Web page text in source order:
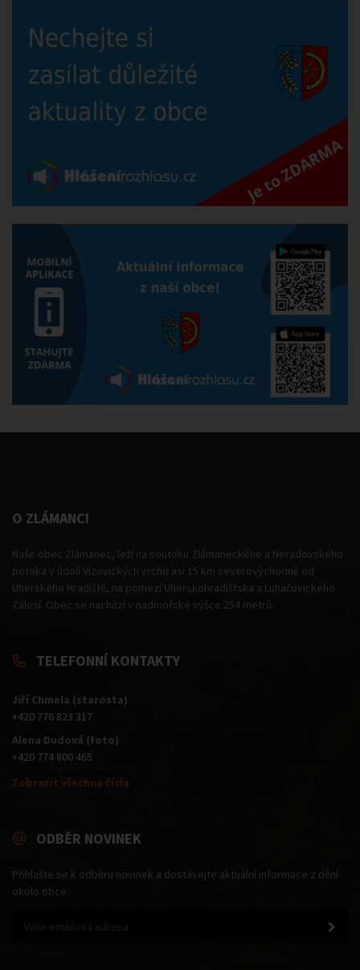
O ZLÁMANCI
Naše obec Zlámanec, leží na soutoku Zlámaneckého a Neradovského
potoka v údolí Vizovických vrchů asi 15 km severovýchodně od
Uherského Hradiště, na pomezí Uherskohradišťska a Luhačovického
Zálesí. Obec se nachází v nadmořské výšce 254 metrů.
TELEFONNÍ KONTAKTY
Jiří Chmela (starosta)
+420 776 823 317
Alena Dudová (foto)
+420 774 800 465
Zobrazit všechna čísla
ODBĚR NOVINEK
Přihlašte se k odběru novinek a dostávejte aktuální informace z dění
okolo obce.